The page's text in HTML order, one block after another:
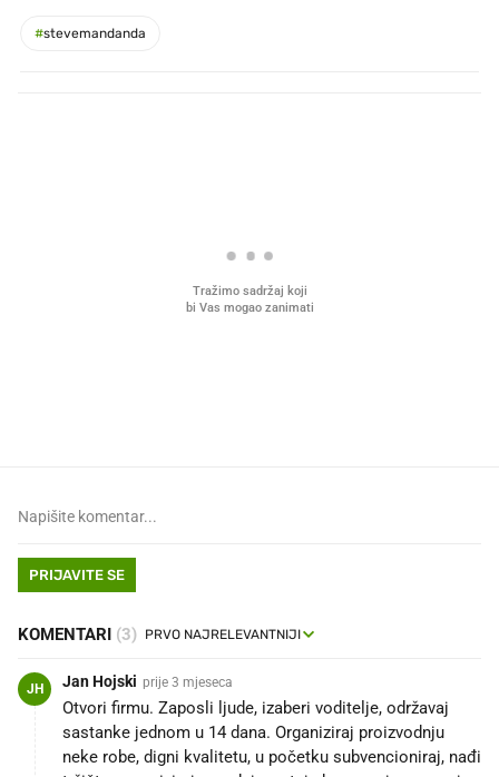
#stevemandanda
PRIJAVITE SE
KOMENTARI (3)
JH Jan Hojski prije 3 mjeseca
Otvori firmu. Zaposli ljude, izaberi voditelje, održavaj
sastanke jednom u 14 dana. Organiziraj proizvodnju
neke robe, digni kvalitetu, u početku subvencioniraj, nađi